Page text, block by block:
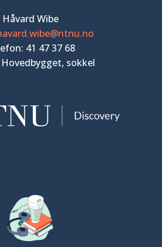
Håvard Wibe
41 47 37 68
sokkel